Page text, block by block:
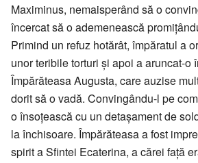
Maximinus, nemaisperând să o
încercat să o ademenească
Primind un refuz hotărât, împăratul a
unor teribile torturi și apoi a aruncat-o
Împărăteasa Augusta, care auzise
dorit să o vadă. Convingându-l pe
o însoțească cu un detașament de
la închisoare. Împărăteasa a fost
spirit a Sfintei Ecaterina, a cărei față